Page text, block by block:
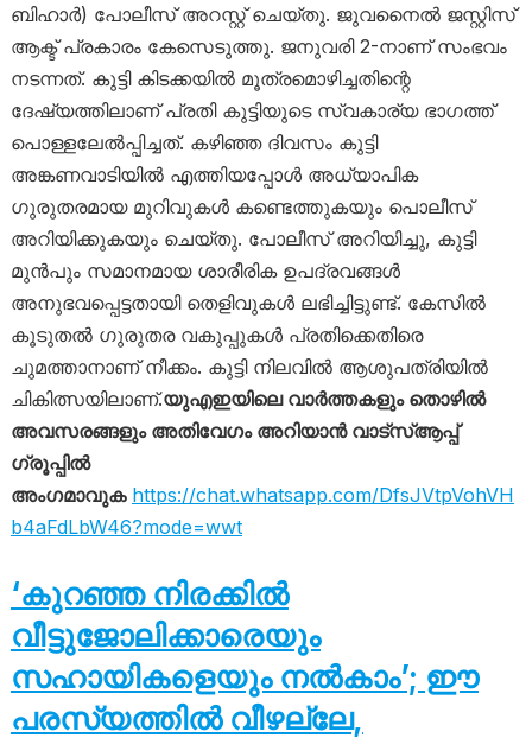
ബിഹാർ) പോലീസ് അറസ്റ്റ് ചെയ്തു. ജുവനൈൽ ജസ്റ്റിസ്
ആക്ട് പ്രകാരം കേസെടുത്തു. ജനുവരി 2-നാണ് സംഭവം
നടന്നത്. കുട്ടി കിടക്കയിൽ മൂത്രമൊഴിച്ചതിന്റെ
ദേഷ്യത്തിലാണ് പ്രതി കുട്ടിയുടെ സ്വകാര്യ ഭാഗത്ത്
പൊള്ളലേൽപ്പിച്ചത്. കഴിഞ്ഞ ദിവസം കുട്ടി
അങ്കണവാടിയിൽ എത്തിയപ്പോൾ അധ്യാപിക
ഗുരുതരമായ മുറിവുകൾ കണ്ടെത്തുകയും പൊലീസ്
അറിയിക്കുകയും ചെയ്തു. പോലീസ് അറിയിച്ചു, കുട്ടി
മുൻപും സമാനമായ ശാരീരിക ഉപദ്രവങ്ങൾ
അനുഭവപ്പെട്ടതായി തെളിവുകൾ ലഭിച്ചിട്ടുണ്ട്. കേസിൽ
കൂടുതൽ ഗുരുതര വകുപ്പുകൾ പ്രതിക്കെതിരെ
ചുമത്താനാണ് നീക്കം. കുട്ടി നിലവിൽ ആശുപത്രിയിൽ
ചികിത്സയിലാണ്.യുഎഇയിലെ വാർത്തകളും തൊഴിൽ
അവസരങ്ങളും അതിവേഗം അറിയാൻ വാട്സ്ആപ്പ്
ഗ്രൂപ്പിൽ
അംഗമാവുക https://chat.whatsapp.com/DfsJVtpVohVH
b4aFdLbW46?mode=wwt
‘കുറഞ്ഞ നിരക്കിൽ
വീട്ടുജോലിക്കാരെയും
സഹായികളെയും നൽകാം’; ഈ
പരസ്യത്തിൽ വീഴല്ലേ,